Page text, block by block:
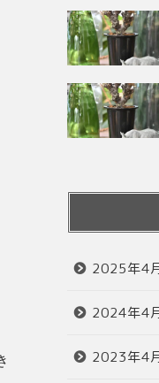
2025年4
2024年4
2023年4